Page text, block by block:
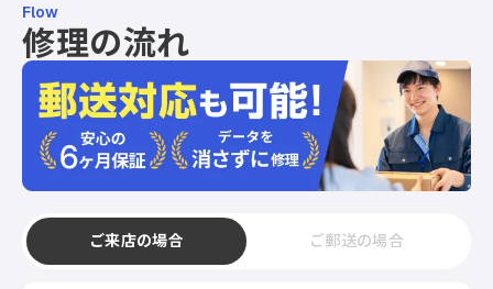
Flow
修理の流れ
ご来店の場合 ご郵送の場合